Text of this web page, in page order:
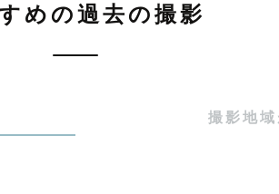
めの過去の撮影
撮影地域